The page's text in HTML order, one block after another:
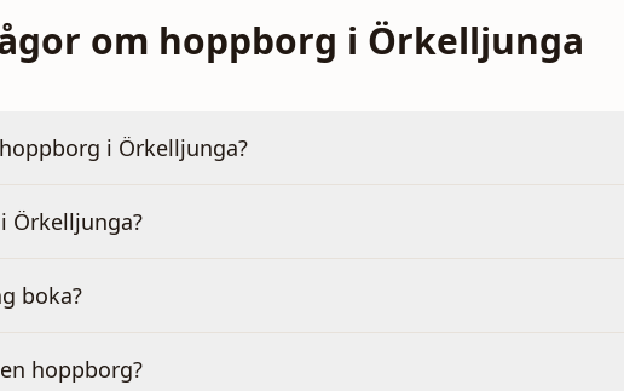
om hoppborg i Örkelljunga
i Örkelljunga?
Örkelljunga?
boka?
hoppborg?